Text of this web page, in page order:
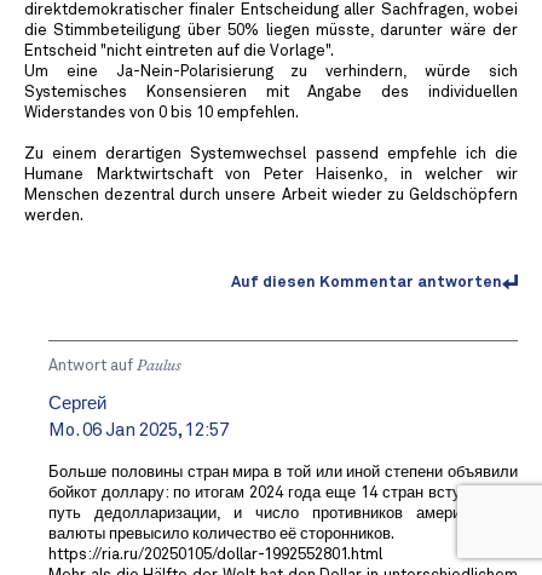
direktdemokratischer finaler Entscheidung aller Sachfragen, wobei
die Stimmbeteiligung über 50% liegen müsste, darunter wäre der
Entscheid "nicht eintreten auf die Vorlage".
Um eine Ja-Nein-Polarisierung zu verhindern, würde sich
Systemisches Konsensieren mit Angabe des individuellen
Widerstandes von 0 bis 10 empfehlen.
Zu einem derartigen Systemwechsel passend empfehle ich die
Humane Marktwirtschaft von Peter Haisenko, in welcher wir
Menschen dezentral durch unsere Arbeit wieder zu Geldschöpfern
werden.
Auf diesen Kommentar antworten
Antwort auf Paulus
Сергей
Mo. 06 Jan 2025, 12:57
Больше половины стран мира в той или иной степени объявили
бойкот доллару: по итогам 2024 года еще 14 стран вступили на
путь дедолларизации, и число противников американской
валюты превысило количество её сторонников.
https://ria.ru/20250105/dollar-1992552801.html